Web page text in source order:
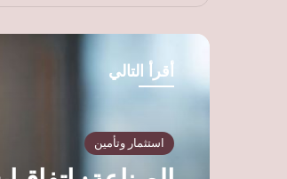
أقرأ التالي
استثمار وتأمين